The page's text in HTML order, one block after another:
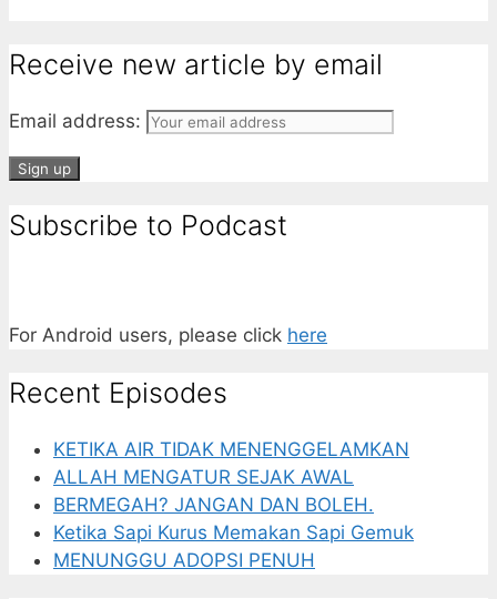
Receive new article by email
Email address:
Subscribe to Podcast
For Android users, please click here
Recent Episodes
KETIKA AIR TIDAK MENENGGELAMKAN
ALLAH MENGATUR SEJAK AWAL
BERMEGAH? JANGAN DAN BOLEH.
Ketika Sapi Kurus Memakan Sapi Gemuk
MENUNGGU ADOPSI PENUH